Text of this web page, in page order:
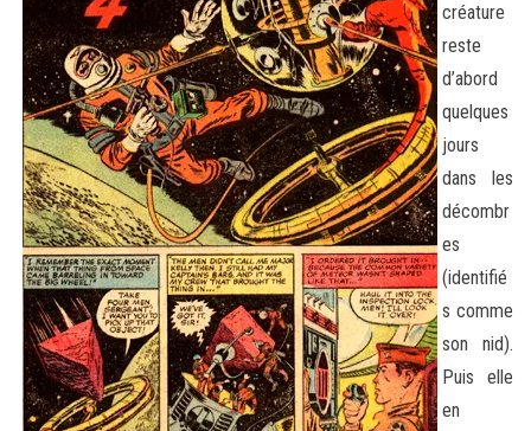
créature
reste
d’abord
quelques
jours
dans les
décombr
es
(identifié
s comme
son nid).
Puis elle
en